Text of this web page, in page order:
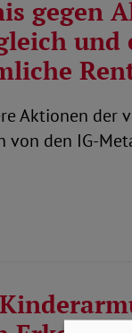
gegen
und
Aktionen der
von den IG-